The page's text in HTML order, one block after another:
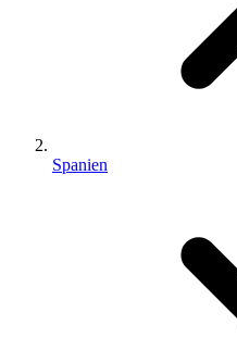
Spanien